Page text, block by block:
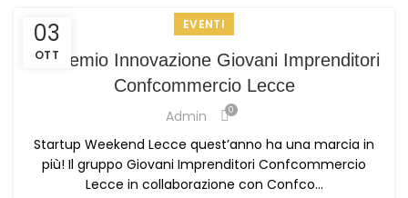
03
OTT
EVENTI
1° Premio Innovazione Giovani Imprenditori
Confcommercio Lecce
Admin 0
Startup Weekend Lecce quest’anno ha una marcia in
più! Il gruppo Giovani Imprenditori Confcommercio
Lecce in collaborazione con Confco...